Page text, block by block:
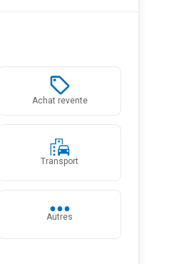
Achat revente
Transport
Autres